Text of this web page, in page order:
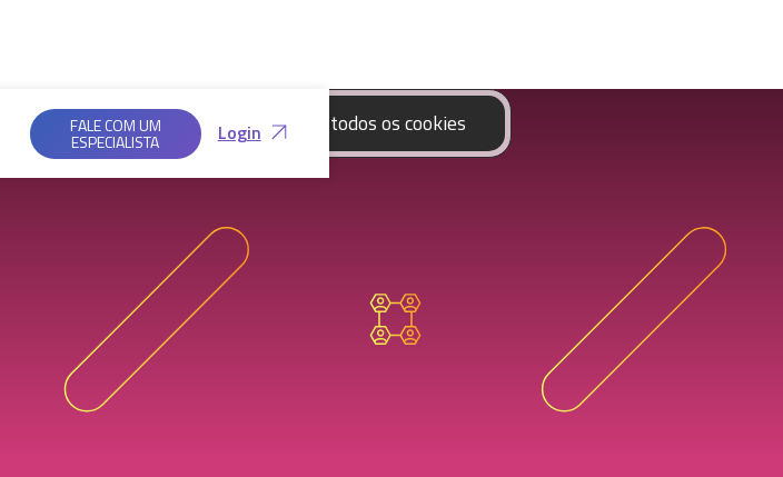
FALE COM UM
ESPECIALISTA Login
Saiba mais em nossas
Políticas de
Privacidade.
Aceitar todos os cookies